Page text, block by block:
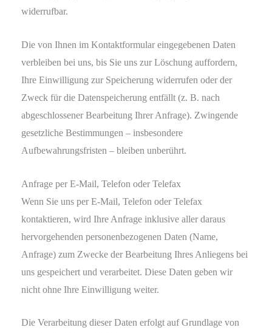
widerrufbar.
Die von Ihnen im Kontaktformular eingegebenen Daten
verbleiben bei uns, bis Sie uns zur Löschung auffordern,
Ihre Einwilligung zur Speicherung widerrufen oder der
Zweck für die Datenspeicherung entfällt (z. B. nach
abgeschlossener Bearbeitung Ihrer Anfrage). Zwingende
gesetzliche Bestimmungen – insbesondere
Aufbewahrungsfristen – bleiben unberührt.
Anfrage per E-Mail, Telefon oder Telefax
Wenn Sie uns per E-Mail, Telefon oder Telefax
kontaktieren, wird Ihre Anfrage inklusive aller daraus
hervorgehenden personenbezogenen Daten (Name,
Anfrage) zum Zwecke der Bearbeitung Ihres Anliegens bei
uns gespeichert und verarbeitet. Diese Daten geben wir
nicht ohne Ihre Einwilligung weiter.
Die Verarbeitung dieser Daten erfolgt auf Grundlage von